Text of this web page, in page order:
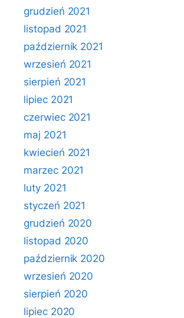
grudzień 2021
listopad 2021
październik 2021
wrzesień 2021
sierpień 2021
lipiec 2021
czerwiec 2021
maj 2021
kwiecień 2021
marzec 2021
luty 2021
styczeń 2021
grudzień 2020
listopad 2020
październik 2020
wrzesień 2020
sierpień 2020
lipiec 2020